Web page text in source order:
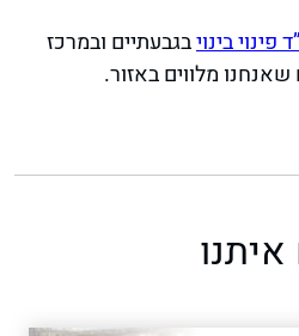
פינוי בינויבגבעתיים ובמרכז
מלווים באזור.